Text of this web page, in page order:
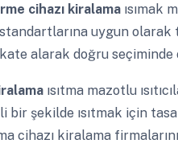
cihazı kiralama ısımak
uygun olarak
alarak doğru
ısıtma mazotlu
şekilde ısıtmak için
cihazı kiralama